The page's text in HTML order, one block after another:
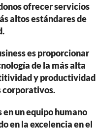
ofrecer servicios
altos estándares de
es proporcionar
de la más alta
y productividad
corporativos.
un equipo humano
en la excelencia en el